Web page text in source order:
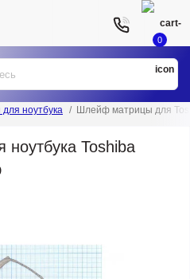
0
ноутбука Шлейф матрицы для
Toshiba